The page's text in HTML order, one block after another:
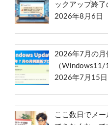
ックアップ終
2026年8月6日
2026年7月の月
（Windows11/
2026年7月15日
ここ数日でメ